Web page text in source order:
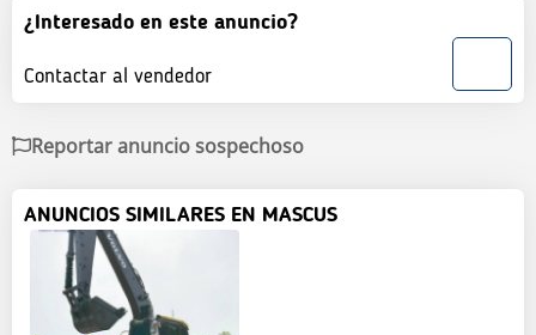
¿Interesado en este anuncio?
Contactar al vendedor
Reportar anuncio sospechoso
ANUNCIOS SIMILARES EN MASCUS